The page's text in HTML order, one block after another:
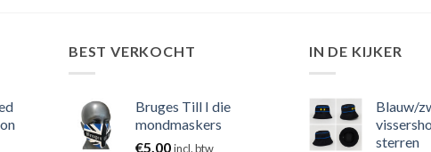
BEST VERKOCHT
Bruges Till I die
mondmaskers
€5,00incl. btw
IN DE KIJKER
Blauw/
sterren